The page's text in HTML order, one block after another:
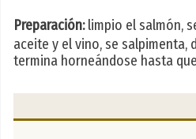
Preparación:limpio el salmón,
aceite y el vino, se salpimenta,
termina horneándose hasta